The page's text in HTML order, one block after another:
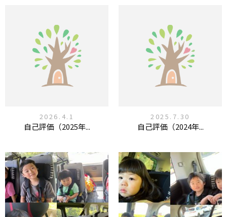
2026.4.1
自己評価（2025年...
2025.7.30
自己評価（2024年...